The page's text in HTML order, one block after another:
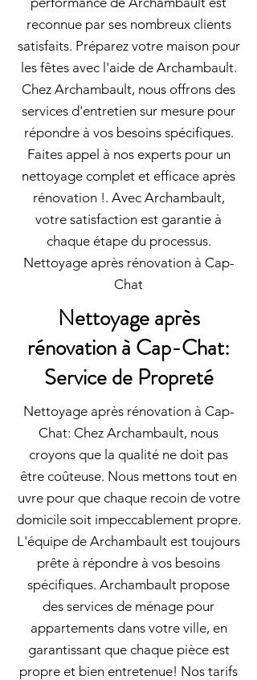
reconnue par ses nombreux clients
satisfaits. Préparez votre maison pour
les fêtes avec l'aide de Archambault.
Chez Archambault, nous offrons des
services d'entretien sur mesure pour
répondre à vos besoins spécifiques.
Faites appel à nos experts pour un
nettoyage complet et efficace après
rénovation !. Avec Archambault,
votre satisfaction est garantie à
chaque étape du processus.
Nettoyage après rénovation à Cap-
Chat
Nettoyage après
rénovation à Cap-Chat:
Service de Propreté
Nettoyage après rénovation à Cap-
Chat: Chez Archambault, nous
croyons que la qualité ne doit pas
être coûteuse. Nous mettons tout en
uvre pour que chaque recoin de votre
domicile soit impeccablement propre.
L'équipe de Archambault est toujours
prête à répondre à vos besoins
spécifiques. Archambault propose
des services de ménage pour
appartements dans votre ville, en
garantissant que chaque pièce est
propre et bien entretenue! Nos tarifs